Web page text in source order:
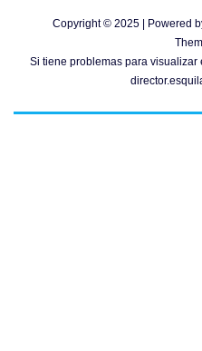
Copyright © 2025 | Powered
Si tiene problemas para